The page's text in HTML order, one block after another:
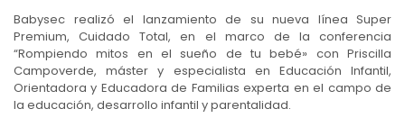
Babysec realizó el lanzamiento de su nueva línea Super
Premium, Cuidado Total, en el marco de la conferencia
“Rompiendo mitos en el sueño de tu bebé» con Priscilla
Campoverde, máster y especialista en Educación Infantil,
Orientadora y Educadora de Familias experta en el campo de
la educación, desarrollo infantil y parentalidad.